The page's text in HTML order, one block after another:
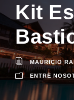
Kit
MAURICIO
ENTRE